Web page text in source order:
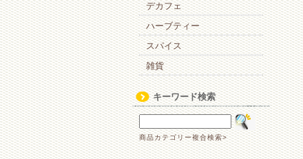
デカフェ
ハーブティー
スパイス
雑貨
キーワード検索
商品カテゴリー複合検索>